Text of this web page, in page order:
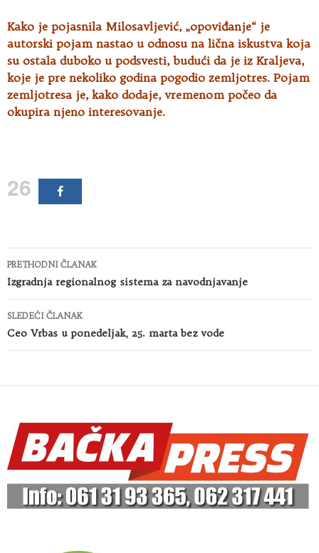
Kako je pojasnila Milosavljević, „opoviđanje“ je
autorski pojam nastao u odnosu na lična iskustva koja
su ostala duboko u podsvesti, budući da je iz Kraljeva,
koje je pre nekoliko godina pogodio zemljotres. Pojam
zemljotresa je, kako dodaje, vremenom počeo da
okupira njeno interesovanje.
26
Kretanje
članaka
PRETHODNI ČLANAK
Izgradnja regionalnog sistema za navodnjavanje
SLEDEĆI ČLANAK
Ceo Vrbas u ponedeljak, 25. marta bez vode